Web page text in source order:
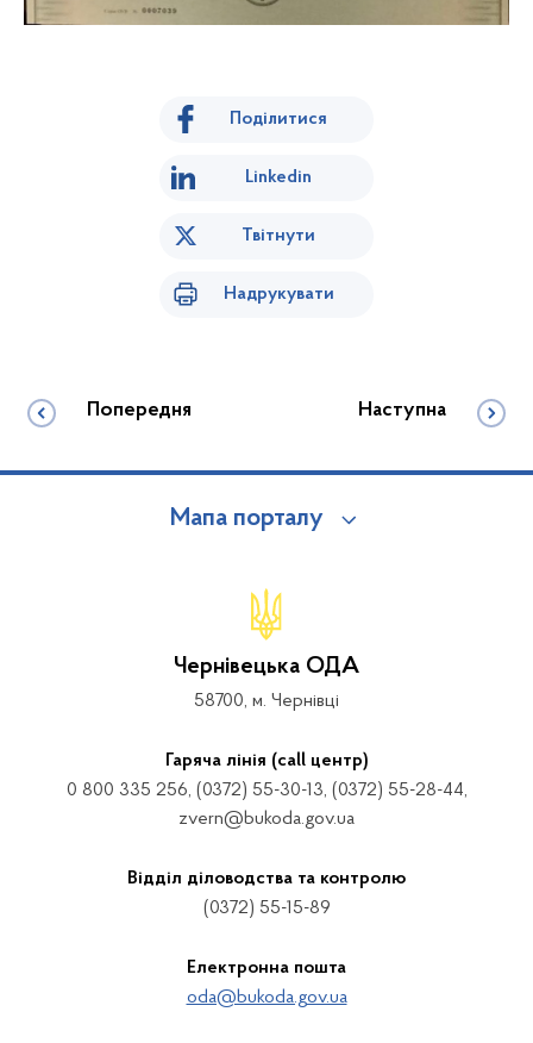
Поділитися
Linkedin
Твітнути
Надрукувати
Попередня Наступна
Мапа порталу
Чернівецька ОДА
58700, м. Чернівці
Гаряча лінія (call центр)
0 800 335 256, (0372) 55-30-13, (0372) 55-28-44,
zvern@bukoda.gov.ua
Відділ діловодства та контролю
(0372) 55-15-89
Електронна пошта
oda@bukoda.gov.ua